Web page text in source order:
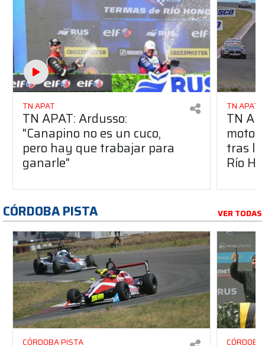
TN APAT
TN APAT: Ardusso:
"Canapino no es un cuco,
pero hay que trabajar para
ganarle"
TN APAT
TN
tras
Río
CÓRDOBA PISTA VER TODAS
CÓRDOBA PISTA